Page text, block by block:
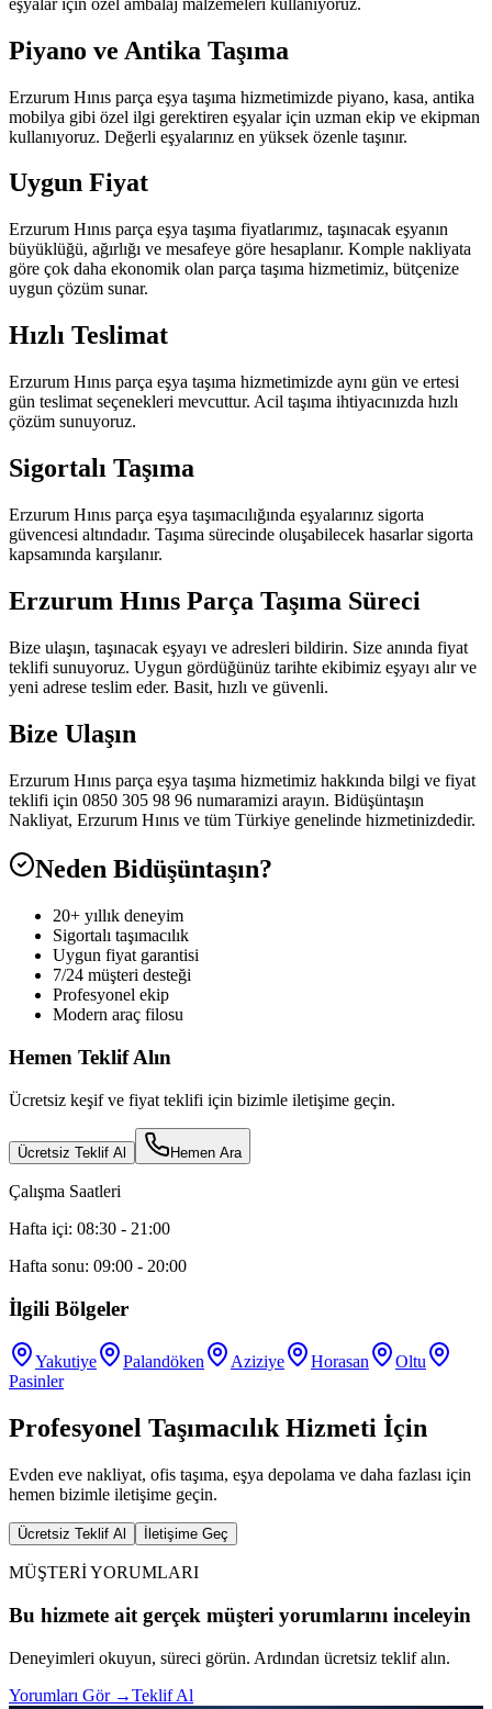
Piyano ve Antika Taşıma
Erzurum Hınıs parça eşya taşıma hizmetimizde piyano, kasa, antika
mobilya gibi özel ilgi gerektiren eşyalar için uzman ekip ve ekipman
kullanıyoruz. Değerli eşyalarınız en yüksek özenle taşınır.
Uygun Fiyat
Erzurum Hınıs parça eşya taşıma fiyatlarımız, taşınacak eşyanın
büyüklüğü, ağırlığı ve mesafeye göre hesaplanır. Komple nakliyata
göre çok daha ekonomik olan parça taşıma hizmetimiz, bütçenize
uygun çözüm sunar.
Hızlı Teslimat
Erzurum Hınıs parça eşya taşıma hizmetimizde aynı gün ve ertesi
gün teslimat seçenekleri mevcuttur. Acil taşıma ihtiyacınızda hızlı
çözüm sunuyoruz.
Sigortalı Taşıma
Erzurum Hınıs parça eşya taşımacılığında eşyalarınız sigorta
güvencesi altındadır. Taşıma sürecinde oluşabilecek hasarlar sigorta
kapsamında karşılanır.
Erzurum Hınıs Parça Taşıma Süreci
Bize ulaşın, taşınacak eşyayı ve adresleri bildirin. Size anında fiyat
teklifi sunuyoruz. Uygun gördüğünüz tarihte ekibimiz eşyayı alır ve
yeni adrese teslim eder. Basit, hızlı ve güvenli.
Bize Ulaşın
Erzurum Hınıs parça eşya taşıma hizmetimiz hakkında bilgi ve fiyat
teklifi için 0850 305 98 96 numaramizi arayın. Bidüşüntaşın
Nakliyat, Erzurum Hınıs ve tüm Türkiye genelinde hizmetinizdedir.
Neden Bidüşüntaşın?
20+ yıllık deneyim
Sigortalı taşımacılık
Uygun fiyat garantisi
7/24 müşteri desteği
Profesyonel ekip
Modern araç filosu
Hemen Teklif Alın
Ücretsiz keşif ve fiyat teklifi için bizimle iletişime geçin.
Ücretsiz Teklif Al Hemen Ara
Çalışma Saatleri
Hafta içi: 08:30 - 21:00
Hafta sonu: 09:00 - 20:00
İlgili Bölgeler
Yakutiye Palandöken Aziziye Horasan
Oltu
Pasinler
Profesyonel Taşımacılık Hizmeti İçin
Evden eve nakliyat, ofis taşıma, eşya depolama ve daha fazlası için
hemen bizimle iletişime geçin.
Ücretsiz Teklif Al İletişime Geç
MÜŞTERİ YORUMLARI
Bu hizmete ait gerçek müşteri yorumlarını inceleyin
Deneyimleri okuyun, süreci görün. Ardından ücretsiz teklif alın.
Yorumları Gör →Teklif Al